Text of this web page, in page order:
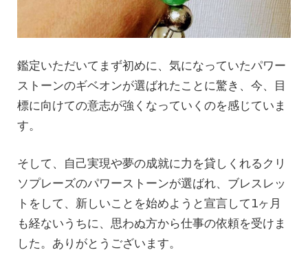
鑑定いただいてまず初めに、気になっていたパワー
ストーンのギベオンが選ばれたことに驚き、今、目
標に向けての意志が強くなっていくのを感じていま
す。
そして、自己実現や夢の成就に力を貸しくれるクリ
ソプレーズのパワーストーンが選ばれ、ブレスレッ
トをして、新しいことを始めようと宣言して1ヶ月
も経ないうちに、思わぬ方から仕事の依頼を受けま
した。ありがとうございます。